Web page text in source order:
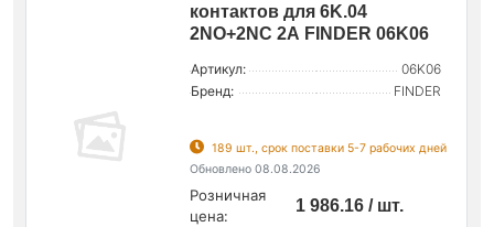
контактов для 6K.04
2NO+2NC 2А FINDER 06K06
Артикул:
06K06
Бренд:
FINDER
189 шт., срок поставки 5-7 рабочих дней
Обновлено 08.08.2026
Розничная
цена:
1 986.16 / шт.